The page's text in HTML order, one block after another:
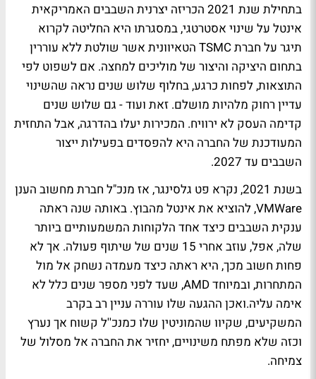
בתחילת שנת 2021 הכריזה יצרנית השבבים האמריקאית
אינטל על שינוי אסטרטגי, במסגרתו היא החליטה לקרוא
תיגר על חברת TSMC הטאיוונית אשר שולטת ללא עוררין
בתחום היציקה והיצור של מוליכים למחצה. אם לשפוט לפי
התוצאות, לפחות כרגע, בחלוף שלוש שנים נראה שהשינוי
עדיין רחוק מלהיות מושלם. זאת ועוד - גם שלוש שנים
קדימה העסק לא ירוויח. המכירות יעלו בהדרגה, אבל התחזית
המעודכנת של החברה היא להפסדים בפעילות ייצור
השבבים עד 2027.
בשנת 2021, נקרא פט גלסינגר, אז מנכ"ל חברת מחשוב הענן
VMWare, להוציא את אינטל מהבוץ. באותה שנה ראתה
ענקית השבבים כיצד אחד הלקוחות המשמעותיים ביותר
שלה, אפל, עוזב אחרי 15 שנים של שיתוף פעולה. אך לא
פחות חשוב מכך, היא ראתה כיצד מעמדה נשחק אל מול
המתחרות, ובמיוחד AMD, שעד לפני מספר שנים כלל לא
אימה עליה.ואכן ההגעה שלו עוררה עניין רב בקרב
המשקיעים, שקיוו שהמוניטין שלו כמנכ''ל קשוח אך נערץ
וכזה שלא מפתח משינויים, יחזיר את החברה אל מסלול של
צמיחה.